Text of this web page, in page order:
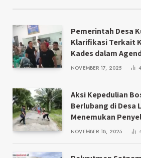
Pemerintah Desa
Klarifikasi Terkait
Kades dalam
NOVEMBER 17, 2025
Aksi Kepedulian
Berlubang di Desa
Menemukan
NOVEMBER 18, 2025